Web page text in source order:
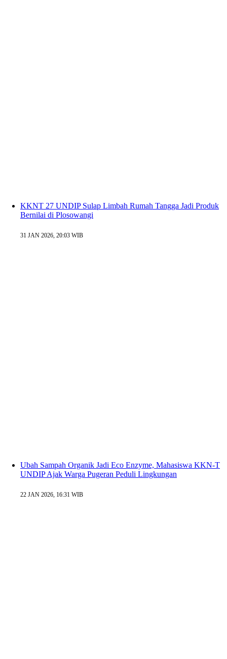
KKNT 27 UNDIP Sulap Limbah Rumah Tangga Jadi Produk
Bernilai di Plosowangi
31 JAN 2026, 20:03 WIB
Ubah Sampah Organik Jadi Eco Enzyme, Mahasiswa KKN-T
UNDIP Ajak Warga Pugeran Peduli Lingkungan
22 JAN 2026, 16:31 WIB